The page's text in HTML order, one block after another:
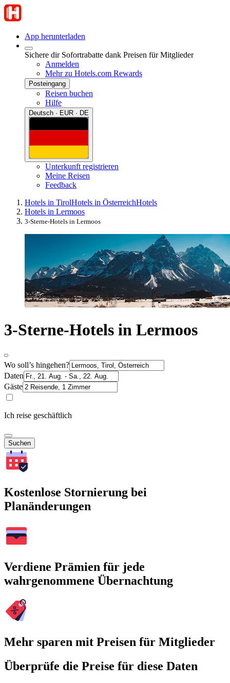
App herunterladen
Sichere dir Sofortrabatte dank Preisen für Mitglieder
Anmelden
Mehr zu Hotels.com Rewards
Posteingang
Reisen buchen
Hilfe
Deutsch · EUR · DE
Unterkunft registrieren
Meine Reisen
Feedback
Hotels in TirolHotels in ÖsterreichHotels
Hotels in Lermoos
3-Sterne-Hotels in Lermoos
3-Sterne-Hotels in Lermoos
Wo soll’s hingehen?
Daten
Gäste
Ich reise geschäftlich
Suchen
Kostenlose Stornierung bei
Planänderungen
Verdiene Prämien für jede
wahrgenommene Übernachtung
Mehr sparen mit Preisen für Mitglieder
Überprüfe die Preise für diese Daten